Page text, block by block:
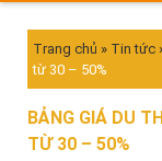
Trang chủ » Tin tức
từ 30 – 50%
BẢNG GIÁ DU
TỪ 30 – 50%